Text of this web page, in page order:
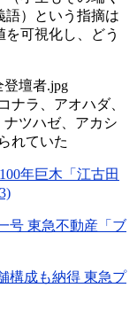
語）という指摘は
可視化し、どう
ナラ、アオハダ、
ツハゼ、アカシ
れていた
年巨木「江古田
号 東急不動産 「ブ
構成も納得 東急プ